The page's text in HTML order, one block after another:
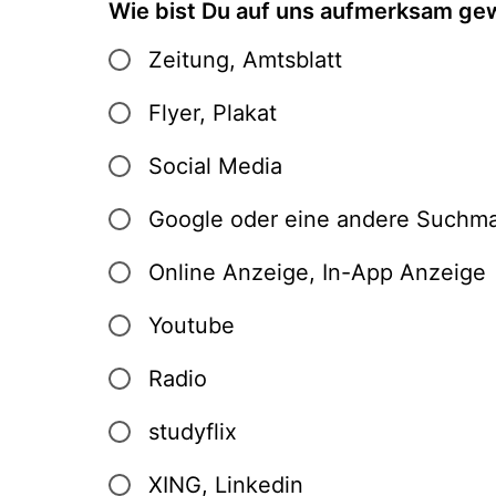
Wie bist Du auf uns aufmerksam
Zeitung, Amtsblatt
Flyer, Plakat
Social Media
Google oder eine andere
Online Anzeige, In-App Anzeige
Youtube
Radio
studyflix
XING, Linkedin